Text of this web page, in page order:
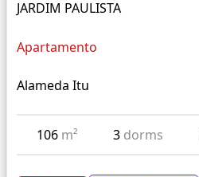
JARDIM PAULISTA
Apartamento
Alameda Itu
106 m² 3 dorms